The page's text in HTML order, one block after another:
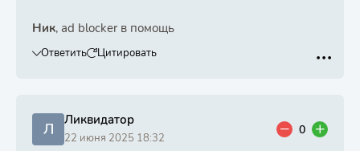
Ник, ad blocker в помощь
Ответить Цитировать
Л Ликвидатор
22 июня 2025 18:32
0